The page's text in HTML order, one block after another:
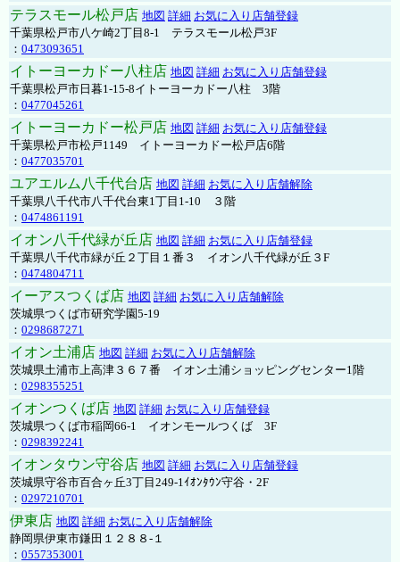
テラスモール松戸店 地図 詳細 お気に入り店舗登録
千葉県松戸市八ケ崎2丁目8-1 テラスモール松戸3F
： 0473093651
イトーヨーカドー八柱店 地図 詳細 お気に入り店舗登録
千葉県松戸市日暮1-15-8イトーヨーカドー八柱 3階
： 0477045261
イトーヨーカドー松戸店 地図 詳細 お気に入り店舗登録
千葉県松戸市松戸1149 イトーヨーカドー松戸店6階
： 0477035701
ユアエルム八千代台店 地図 詳細 お気に入り店舗解除
千葉県八千代市八千代台東1丁目1-10 ３階
： 0474861191
イオン八千代緑が丘店 地図 詳細 お気に入り店舗登録
千葉県八千代市緑が丘２丁目１番３ イオン八千代緑が丘３F
： 0474804711
イーアスつくば店 地図 詳細 お気に入り店舗解除
茨城県つくば市研究学園5-19
： 0298687271
イオン土浦店 地図 詳細 お気に入り店舗解除
茨城県土浦市上高津３６７番 イオン土浦ショッピングセンター1階
： 0298355251
イオンつくば店 地図 詳細 お気に入り店舗登録
茨城県つくば市稲岡66-1 イオンモールつくば 3F
： 0298392241
イオンタウン守谷店 地図 詳細 お気に入り店舗登録
茨城県守谷市百合ヶ丘3丁目249-1ｲｵﾝﾀｳﾝ守谷・2F
： 0297210701
伊東店 地図 詳細 お気に入り店舗解除
静岡県伊東市鎌田１２８８-１
： 0557353001